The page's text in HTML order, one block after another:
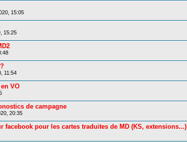
15:05
15:25
11:54
VO
de campagne
20:35
facebook pour les cartes traduites de MD (KS, extensions...)